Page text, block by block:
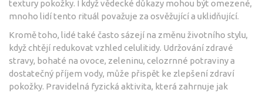
textury pokožky. I když vědecké důkazy mohou být omezené,
mnoho lidí tento rituál považuje za osvěžující a uklidňující.
Kromě toho, lidé také často sázejí na změnu životního stylu,
když chtějí redukovat vzhled celulitidy. Udržování zdravé
stravy, bohaté na ovoce, zeleninu, celozrnné potraviny a
dostatečný příjem vody, může přispět ke zlepšení zdraví
pokožky. Pravidelná fyzická aktivita, která zahrnuje jak